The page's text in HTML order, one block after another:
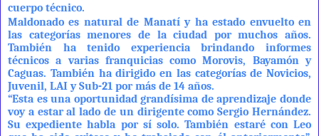
cuerpo técnico.
Maldonado es natural de Manatí y ha estado envuelto en
las categorías menores de la ciudad por muchos años.
También ha tenido experiencia brindando informes
técnicos a varias franquicias como Morovis, Bayamón y
Caguas. También ha dirigido en las categorías de Novicios,
Juvenil, LAI y Sub-21 por más de 14 años.
“Esta es una oportunidad grandísima de aprendizaje donde
voy a estar al lado de un dirigente como Sergio Hernández.
Su expediente habla por sí solo. También estaré con Leo